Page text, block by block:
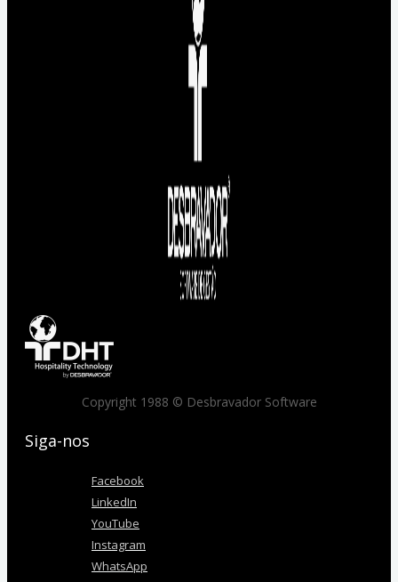
Copyright 1988 © Desbravador Software
Siga-nos
Facebook
LinkedIn
YouTube
Instagram
WhatsApp